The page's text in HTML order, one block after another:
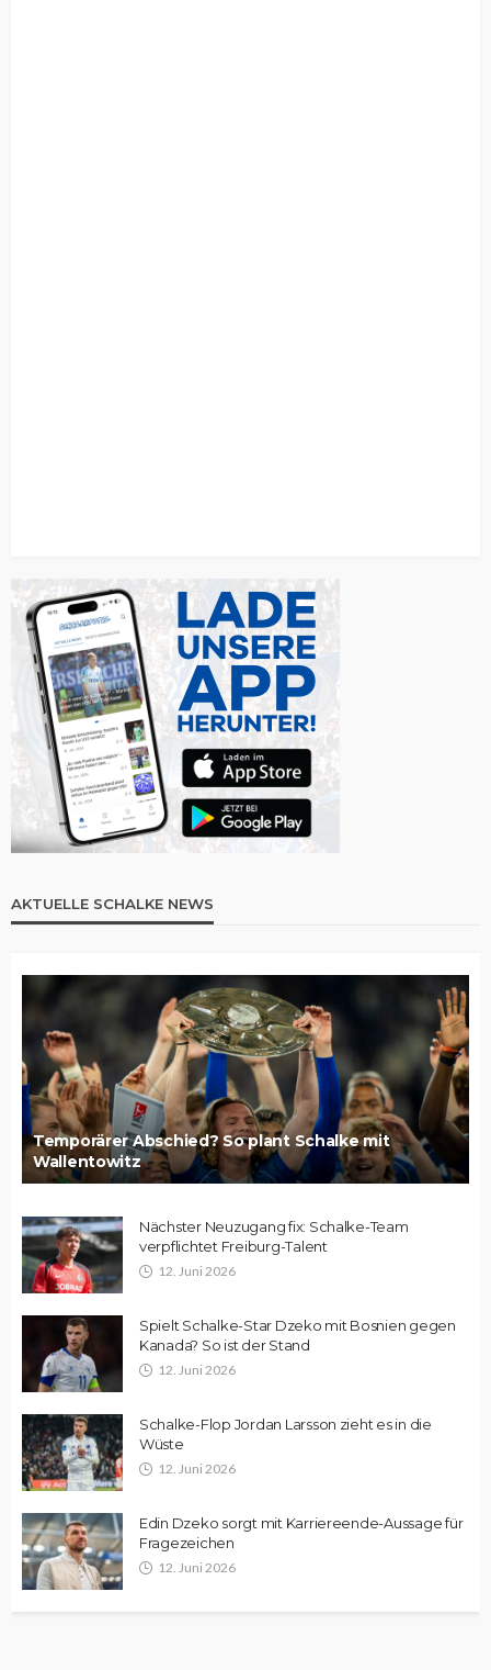
AKTUELLE SCHALKE NEWS
Temporärer Abschied? So plant Schalke mit
Wallentowitz
Nächster Neuzugang fix: Schalke-Team
verpflichtet Freiburg-Talent
12. Juni 2026
Spielt Schalke-Star Dzeko mit Bosnien gegen
Kanada? So ist der Stand
12. Juni 2026
Schalke-Flop Jordan Larsson zieht es in die
Wüste
12. Juni 2026
Edin Dzeko sorgt mit Karriereende-Aussage für
Fragezeichen
12. Juni 2026